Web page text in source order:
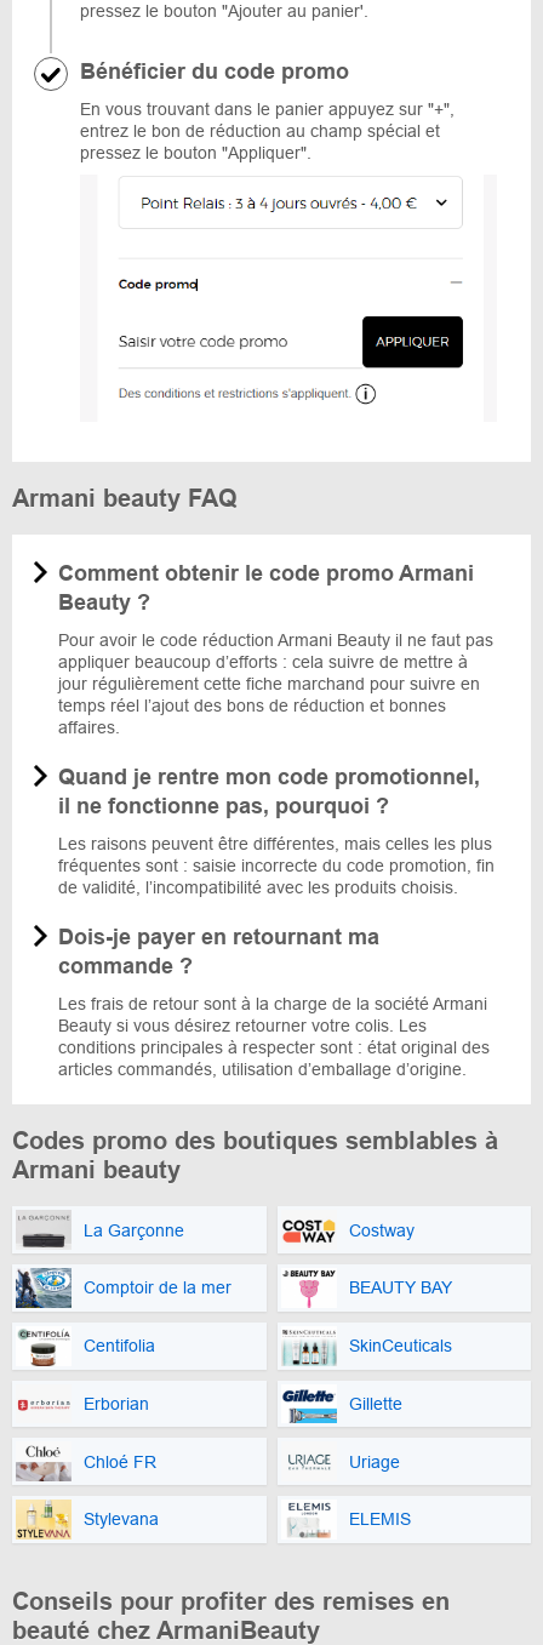
pressez le bouton "Ajouter au panier'.
Bénéficier du code promo
En vous trouvant dans le panier appuyez sur "+",
entrez le bon de réduction au champ spécial et
pressez le bouton "Appliquer".
Armani beauty FAQ
Comment obtenir le code promo Armani
Beauty ?
Pour avoir le code réduction Armani Beauty il ne faut pas
appliquer beaucoup d’efforts : cela suivre de mettre à
jour régulièrement cette fiche marchand pour suivre en
temps réel l’ajout des bons de réduction et bonnes
affaires.
Quand je rentre mon code promotionnel,
il ne fonctionne pas, pourquoi ?
Les raisons peuvent être différentes, mais celles les plus
fréquentes sont : saisie incorrecte du code promotion, fin
de validité, l’incompatibilité avec les produits choisis.
Dois-je payer en retournant ma
commande ?
Les frais de retour sont à la charge de la société Armani
Beauty si vous désirez retourner votre colis. Les
conditions principales à respecter sont : état original des
articles commandés, utilisation d’emballage d’origine.
Codes promo des boutiques semblables à
Armani beauty
La Garçonne Costway
Comptoir de la mer BEAUTY BAY
Centifolia SkinCeuticals
Erborian Gillette
Chloé FR Uriage
Stylevana ELEMIS
Conseils pour profiter des remises en
beauté chez ArmaniBeauty